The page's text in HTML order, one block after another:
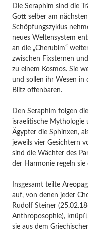
Die Seraphim sind die
Gott selber am
Schöpfungszyklus
neues Weltensystem
an die „Cherubim“
zwischen Fixsternen
zu einem Kosmos. Sie
und sollen ihr Wesen in
Blitz offenbaren.
Den Seraphim folgen
israelitische Mythologie
Ägypter die Sphinxen,
jeweils vier Gesichtern
sind die Wächter des
der Harmonie regeln sie
Insgesamt teilte
auf, von denen jeder
Rudolf Steiner
Anthroposophie),
sie aus dem